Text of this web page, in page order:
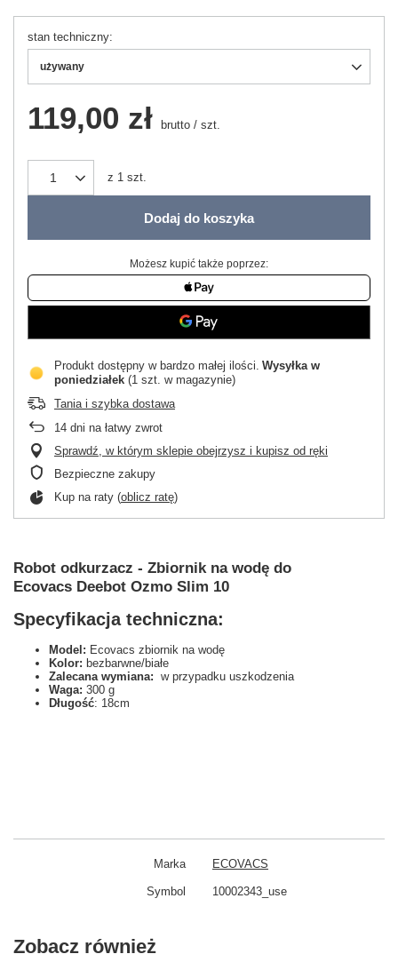
stan techniczny
używany
119,00 zł brutto / szt.
z 1 szt.
Dodaj do koszyka
Możesz kupić także poprzez:
Produkt dostępny w bardzo małej ilości Wysyłka w
poniedziałek (1 szt. w magazynie)
Tania i szybka dostawa
14 dni na łatwy zwrot
Sprawdź, w którym sklepie obejrzysz i kupisz od ręki
Bezpieczne zakupy
Kup na raty (oblicz ratę)
Robot odkurzacz - Zbiornik na wodę do
Ecovacs Deebot Ozmo Slim 10
Specyfikacja techniczna:
Model: Ecovacs zbiornik na wodę
Kolor: bezbarwne/białe
Zalecana wymiana: w przypadku uszkodzenia
Waga: 300 g
Długość: 18cm
Marka ECOVACS
Symbol 10002343_use
Zobacz również